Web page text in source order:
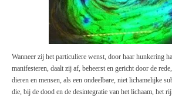
Wanneer zij het particuliere wenst, door haar hunkering
manifesteren, daalt zij af, beheerst en gericht door de
dieren en mensen, als een ondeelbare, niet lichamelijke
die, bij de dood en de desintegratie van het lichaam, het